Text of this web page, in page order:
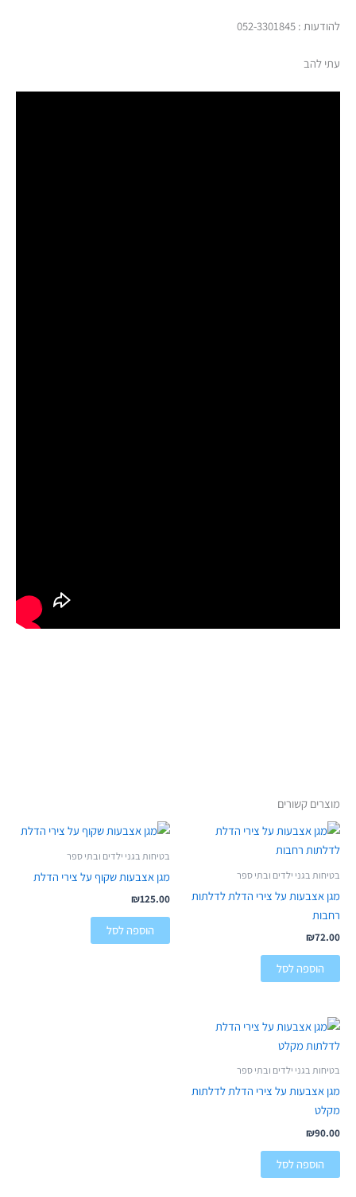
להודעות : 052-3301845
עתי להב
מוצרים קשורים
בטיחות בגני ילדים ובתי ספר
מגן אצבעות על צירי הדלת לדלתות
רחבות
₪72.00
הוספה לסל
בטיחות בגני ילדים ובתי ספר
מגן אצבעות שקוף על צירי הדלת
₪125.00
הוספה לסל
בטיחות בגני ילדים ובתי ספר
מגן אצבעות על צירי הדלת לדלתות
מקלט
₪90.00
הוספה לסל